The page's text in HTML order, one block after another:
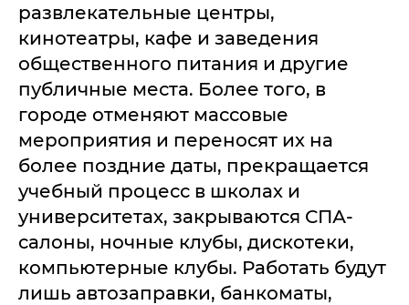
развлекательные центры,
кинотеатры, кафе и заведения
общественного питания и другие
публичные места. Более того, в
городе отменяют массовые
мероприятия и переносят их на
более поздние даты, прекращается
учебный процесс в школах и
университетах, закрываются СПА-
салоны, ночные клубы, дискотеки,
компьютерные клубы. Работать будут
лишь автозаправки, банкоматы,